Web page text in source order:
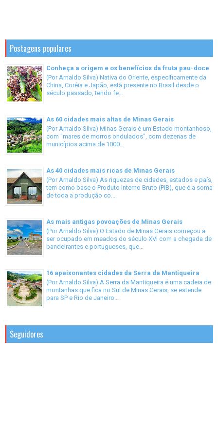
Postagens populares
Conheça a origem e os benefícios da fruta pau-doce
(Por Arnaldo Silva) Nativa do Oriente, especificamente da
China, Coréia e Japão, está presente no Brasil desde o
século passado, tendo fe...
As 60 cidades mais altas de Minas Gerais
(Por Arnaldo Silva) Minas Gerais é um Estado montanhoso,
com "mares de morros ondulados", com dezenas de
municípios acima de 1000...
As 40 cidades mais ricas de Minas Gerais
(Por Arnaldo Silva) As riquezas de cidades, estados e país,
tem como base o Produto Interno Bruto (PIB), que é a soma
de toda a produção co...
As mais antigas povoações de Minas Gerais
(Por Arnaldo Silva) O Estado de Minas Gerais começou a
ser ocupado em meados do século XVI com a chegada de
bandeirantes e portugueses, que...
16 apaixonantes cidades da Serra da Mantiqueira
(Por Arnaldo Silva) A Serra da Mantiqueira é uma cadeia de
montanhas que fica no Sul de Minas Gerais, se estende
para SP e Rio de Janeiro...
Seguidores